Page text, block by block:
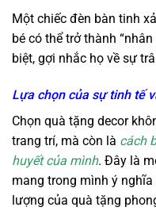
Một chiếc đèn bàn tinh
bé có thể trở thành
biệt, gợi nhắc họ về sự
Lựa chọn của sự tinh tế
Chọn quà tặng decor
trang trí, mà còn là cách
huyết của mình. Đây là
mang trong mình ý
lượng của quà tặng